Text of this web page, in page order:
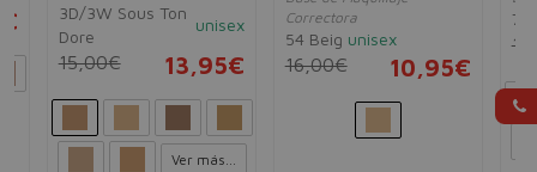
3D/3W Sous Ton
Dore
unisex
15,00€ 13,95€
Ver más...
Correctora
54 Beig unisex
16,00€ 10,95€
77